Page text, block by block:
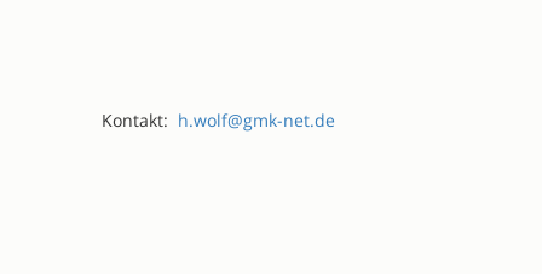
Kontakt: h.wolf@gmk-net.de